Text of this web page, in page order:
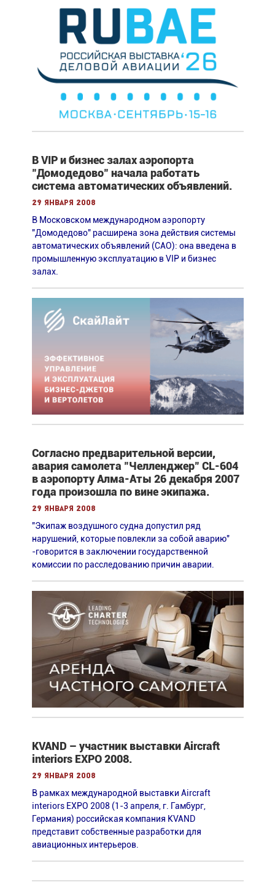
В VIP и бизнес залах аэропорта
"Домодедово" начала работать
система автоматических объявлений.
29 января 2008
В Московском международном аэропорту
"Домодедово" расширена зона действия системы
автоматических объявлений (САО): она введена в
промышленную эксплуатацию в VIP и бизнес
залах.
Согласно предварительной версии,
авария самолета "Челленджер" CL-604
в аэропорту Алма-Аты 26 декабря 2007
года произошла по вине экипажа.
29 января 2008
"Экипаж воздушного судна допустил ряд
нарушений, которые повлекли за собой аварию"
-говорится в заключении государственной
комиссии по расследованию причин аварии.
KVAND – участник выставки Aircraft
interiors EXPO 2008.
29 января 2008
В рамках международной выставки Aircraft
interiors EXPO 2008 (1-3 апреля, г. Гамбург,
Германия) российская компания KVAND
представит собственные разработки для
авиационных интерьеров.